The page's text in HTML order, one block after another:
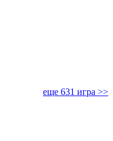
еще 631 игра >>